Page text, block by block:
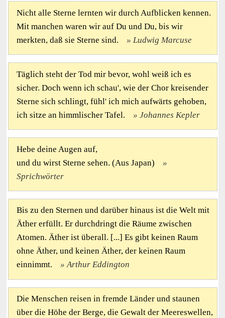
Nicht alle Sterne lernten wir durch Aufblicken kennen.
Mit manchen waren wir auf Du und Du, bis wir
merkten, daß sie Sterne sind.
Ludwig Marcuse
Täglich steht der Tod mir bevor, wohl weiß ich es
sicher. Doch wenn ich schau', wie der Chor kreisender
Sterne sich schlingt, fühl' ich mich aufwärts gehoben,
ich sitze an himmlischer Tafel.
Johannes Kepler
Hebe deine Augen auf,
und du wirst Sterne sehen. (Aus Japan)
Sprichwörter
Bis zu den Sternen und darüber hinaus ist die Welt mit
Äther erfüllt. Er durchdringt die Räume zwischen
Atomen. Äther ist überall. [...] Es gibt keinen Raum
ohne Äther, und keinen Äther, der keinen Raum
einnimmt.
Arthur Eddington
Die Menschen reisen in fremde Länder und staunen
über die Höhe der Berge, die Gewalt der Meereswellen,